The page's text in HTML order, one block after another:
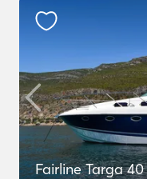
Fairline Targa 40